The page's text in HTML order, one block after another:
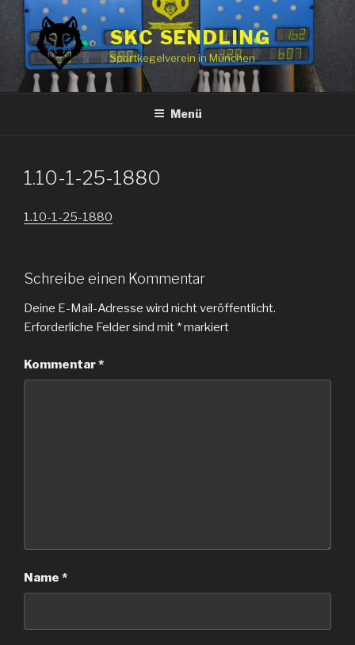
springen
SKC SENDLING
Sportkegelverein in München
Menü
1.10-1-25-1880
1.10-1-25-1880
Schreibe einen Kommentar
Deine E-Mail-Adresse wird nicht veröffentlicht.
Erforderliche Felder sind mit *markiert
Kommentar*
Name *